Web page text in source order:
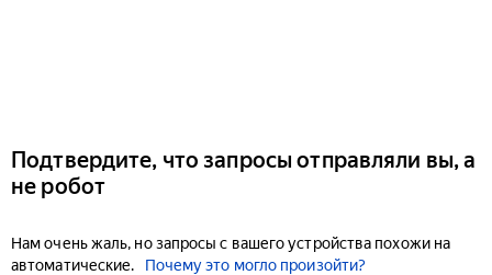
Подтвердите, что запросы отправляли вы, а
не робот
Нам очень жаль, но запросы с вашего устройства похожи на
автоматические.
Почему это могло произойти?